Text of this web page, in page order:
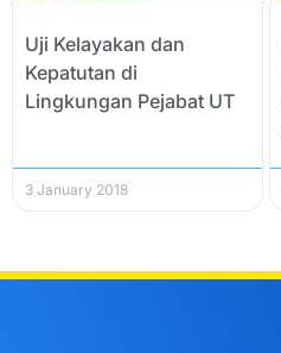
Uji Kelayakan dan
Kepatutan di
Lingkungan Pejabat UT
3 January 2018